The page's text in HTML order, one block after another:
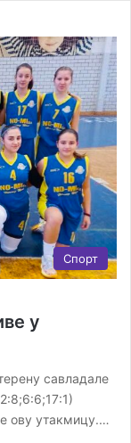
Спорт
у
савладале
ову утакмицу.…